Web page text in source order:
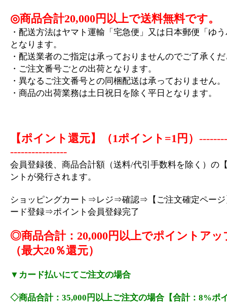
◎商品合計20,000円以上で送料無料です。
・配送方法はヤマト運輸「宅急便」又は日本郵便「ゆ
となります。
・配送業者のご指定は承っておりませんのでご了承く
・ご注文番号ごとの出荷となります。
・異なるご注文番号との同梱配送は承っておりません。
・商品の出荷業務は土日祝日を除く平日となります。
【ポイント還元】（1ポイント=1円）
----------------
会員登録後、商品合計額（送料/代引手数料を除く）の
ントが発行されます。
ショッピングカート⇒レジ⇒確認⇒【ご注文確定ページ
ード登録⇒ポイント会員登録完了
◎商品合計：20,000円以上でポイントアッ
（最大20％還元）
▼カード払いにてご注文の場合
◇商品合計：35,000円以上ご注文の場合【合計：8%ポ